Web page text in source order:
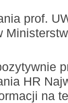
prof.
HR
na